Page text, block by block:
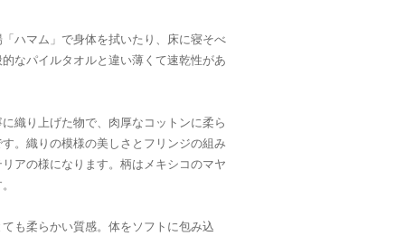
ハマム」で身体を拭いたり、床に寝そべ
なパイルタオルと違い薄くて速乾性があ
織り上げた物で、肉厚なコットンに柔ら
。織りの模様の美しさとフリンジの組み
アの様になります。柄はメキシコのマヤ
も柔らかい質感。体をソフトに包み込